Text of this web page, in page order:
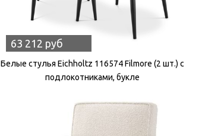
63 212 руб
Белые стулья Eichholtz 116574 Filmore (2 шт.) с
подлокотниками, букле